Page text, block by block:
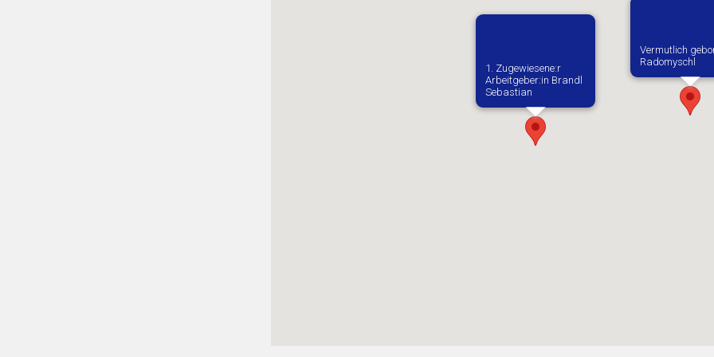
Vermutlich
Radomyschl
1. Zugewiesene:r
Arbeitgeber:in​ Brandl
Sebastian